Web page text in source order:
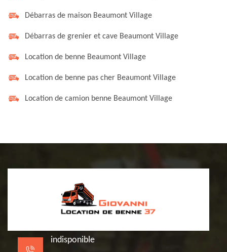
Débarras de maison Beaumont Village
Débarras de grenier et cave Beaumont Village
Location de benne Beaumont Village
Location de benne pas cher Beaumont Village
Location de camion benne Beaumont Village
indisponible